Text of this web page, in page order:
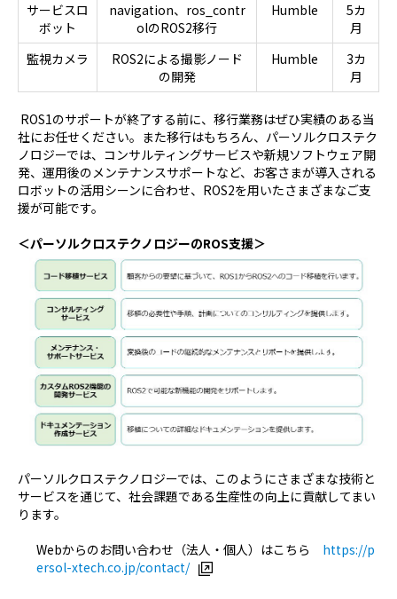
サービスロ
ボット
navigation、ros_contr
olのROS2移行
Humble
5カ
月
監視カメラ
ROS2による撮影ノード
の開発
Humble
3カ
月
ROS1のサポートが終了する前に、移行業務はぜひ実績のある当
社にお任せください。また移行はもちろん、パーソルクロステク
ノロジーでは、コンサルティングサービスや新規ソフトウェア開
発、運用後のメンテナンスサポートなど、お客さまが導入される
ロボットの活用シーンに合わせ、ROS2を用いたさまざまなご支
援が可能です。
＜パーソルクロステクノロジーのROS支援＞
パーソルクロステクノロジーでは、このようにさまざまな技術と
サービスを通じて、社会課題である生産性の向上に貢献してまい
ります。
Webからのお問い合わせ（法人・個人）はこちら https://p
ersol-xtech.co.jp/contact/